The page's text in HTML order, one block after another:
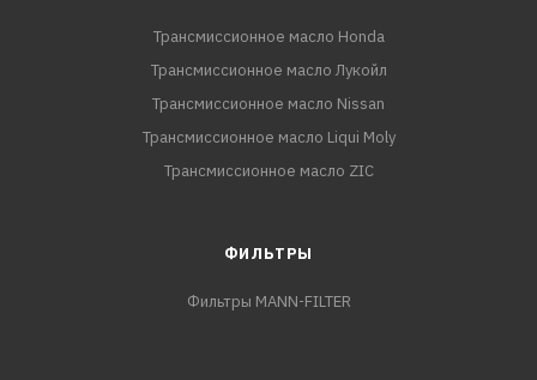
Трансмиссионное масло Honda
Трансмиссионное масло Лукойл
Трансмиссионное масло Nissan
Трансмиссионное масло Liqui Moly
Трансмиссионное масло ZIC
ФИЛЬТРЫ
Фильтры MANN-FILTER